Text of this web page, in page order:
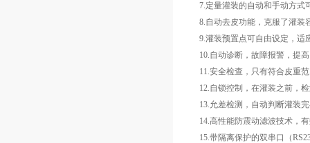
7.定量灌装的自动和手动方式
8.自动去皮功能，克服了灌装
9.灌装预置点可自由设定，适
10.自动诊断，故障报警，提
11.安全检查，只有符合皮重
12.自锁控制，在灌装之前，
13.允差检测，自动判断灌装
14.高性能防震动滤波技术，
15.带隔离保护的双串口（